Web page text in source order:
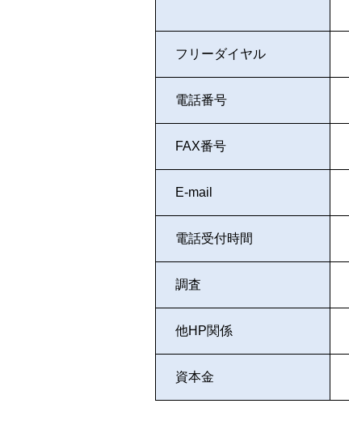
フリーダイヤル
電話番号
FAX番号
E-mail
電話受付時間
調査
他HP関係
資本金